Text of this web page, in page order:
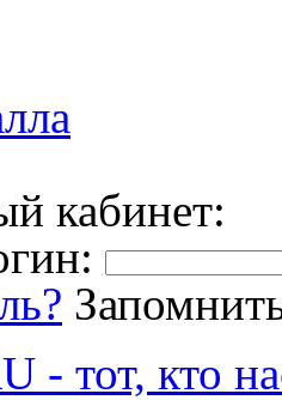
кабинет:
- тот, кто